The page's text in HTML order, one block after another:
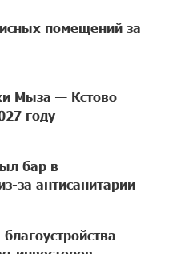
помещений за
Мыза — Кстово
году
бар в
за антисанитарии